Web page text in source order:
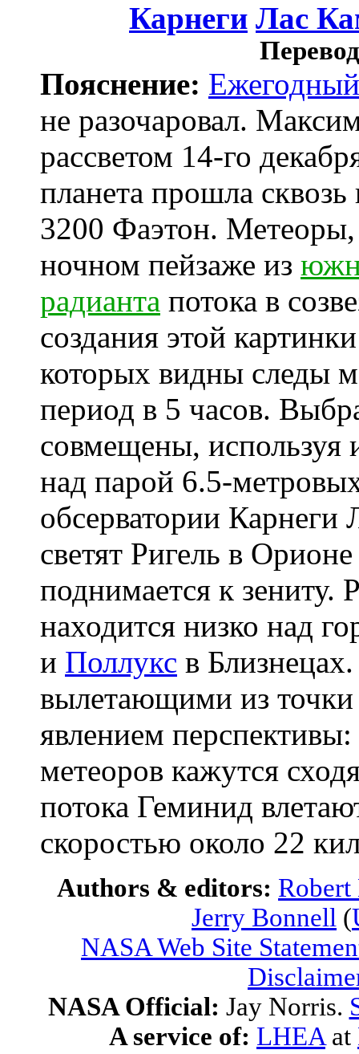
Карнеги Лас
Пояснение: Ежегодный
не разочаровал.
рассветом 14-го
планета прошла
3200 Фаэтон. Метеоры,
ночном пейзаже из
радианта потока в
создания этой
которых видны следы
период в 5 часов.
совмещены, используя
над парой 6.5-
обсерватории
светят Ригель в
поднимается к зениту.
находится низко над
и Поллукс в
вылетающими из точки
явлением
метеоров кажутся
потока Геминид
скоростью около 22
Authors & editors:
Jerry Bonnell (
NASA Web Site
NASA Official: Jay Norris.
A service of: LHEA at